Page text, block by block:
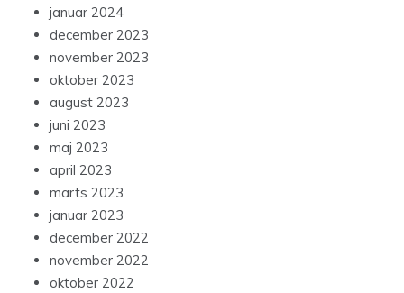
januar 2024
december 2023
november 2023
oktober 2023
august 2023
juni 2023
maj 2023
april 2023
marts 2023
januar 2023
december 2022
november 2022
oktober 2022